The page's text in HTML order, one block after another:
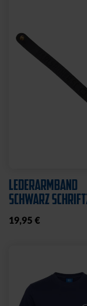
LEDERARMBAND
SCHWARZ
19,95 €